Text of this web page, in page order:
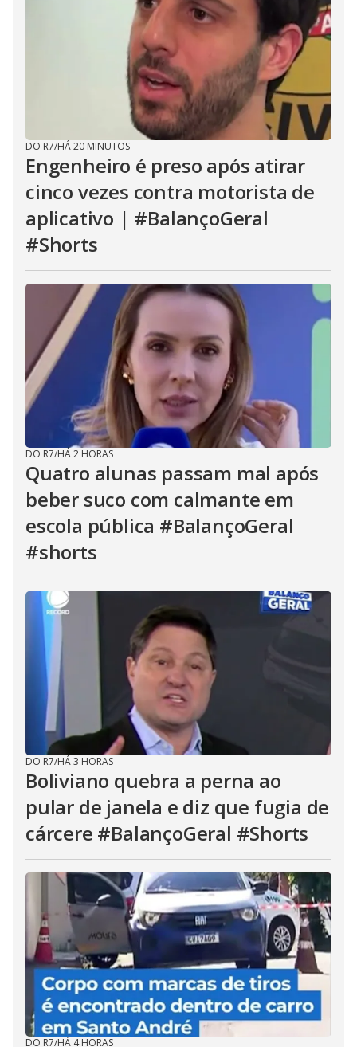
DO R7/HÁ 20 MINUTOS
Engenheiro é preso após atirar
cinco vezes contra motorista de
aplicativo | #BalançoGeral
#Shorts
DO R7/HÁ 2 HORAS
Quatro alunas passam mal após
beber suco com calmante em
escola pública #BalançoGeral
#shorts
DO R7/HÁ 3 HORAS
Boliviano quebra a perna ao
pular de janela e diz que fugia de
cárcere #BalançoGeral #Shorts
DO R7/HÁ 4 HORAS